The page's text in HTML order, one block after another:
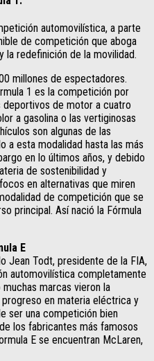
automovilística, a parte
de competición que aboga
la redefinición de la movilidad.
millones de espectadores.
1 es la competición por
de motor a cuatro
a gasolina o las vertiginosas
son algunas de las
a esta modalidad hasta las más
en lo últimos años, y debido
de sostenibilidad y
en alternativas que miren
de competición que se
principal. Así nació la Fórmula
E
Jean Todt, presidente de la FIA,
automovilística completamente
marcas vieron la
en materia eléctrica y
ser una competición bien
los fabricantes más famosos
E se encuentran McLaren,